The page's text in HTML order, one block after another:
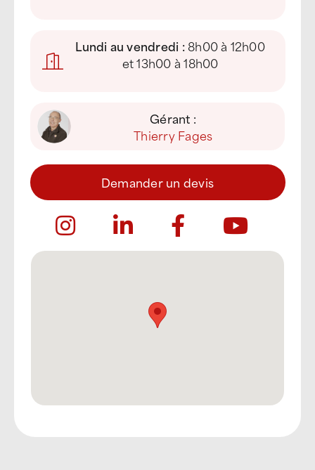
Lundi au vendredi :8h00 à 12h00
et 13h00 à 18h00
Gérant :
Thierry Fages
Demander un devis